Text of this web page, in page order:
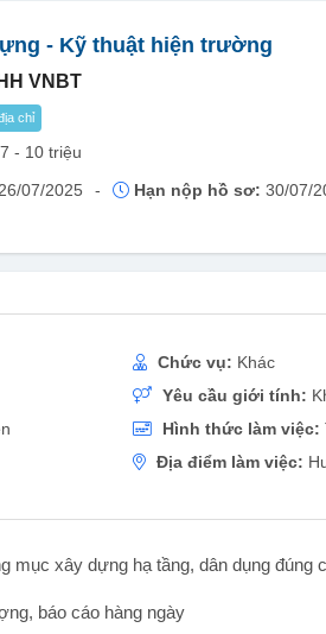
- Kỹ thuật hiện trường
VNBT
chỉ
7 - 10 triệu
26/07/2025 - Hạn nộp hồ sơ: 30/07/
Chức vụ: Khác
Yêu cầu giới tính:
Hình thức làm việc:
Địa điểm làm việc:
mục xây dựng hạ tầng, dân dụng đúng
báo cáo hàng ngày